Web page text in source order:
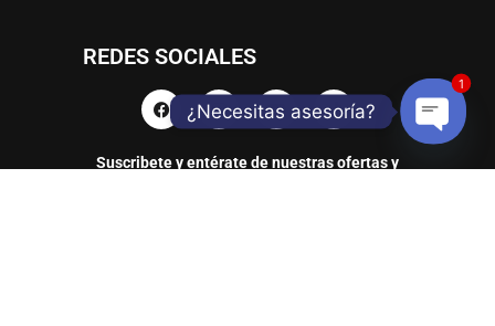
REDES SOCIALES
Suscribete y entérate de nuestras ofertas y
¿Necesitas asesoría?
Open
1